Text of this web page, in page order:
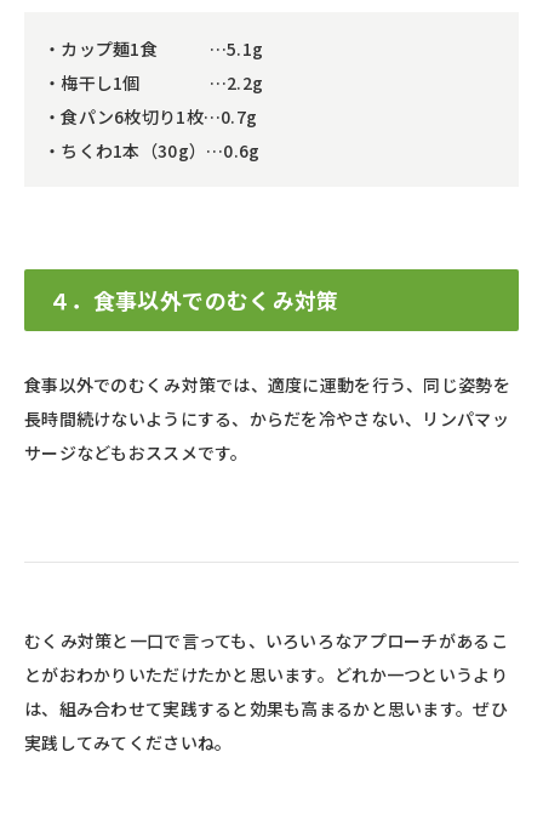
・カップ麺1食 …5.1g
・梅干し1個 …2.2g
・食パン6枚切り1枚…0.7g
・ちくわ1本（30g）…0.6g
４．食事以外でのむくみ対策
食事以外でのむくみ対策では、適度に運動を行う、同じ姿勢を
長時間続けないようにする、からだを冷やさない、リンパマッ
サージなどもおススメです。
むくみ対策と一口で言っても、いろいろなアプローチがあるこ
とがおわかりいただけたかと思います。どれか一つというより
は、組み合わせて実践すると効果も高まるかと思います。ぜひ
実践してみてくださいね。